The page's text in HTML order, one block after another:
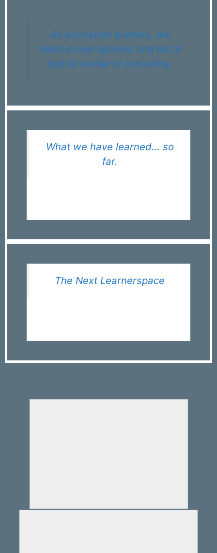
As education evolves, we
need a new species and not a
hybrid model of schooling.
What we have learned… so
far.
The Next Learnerspace